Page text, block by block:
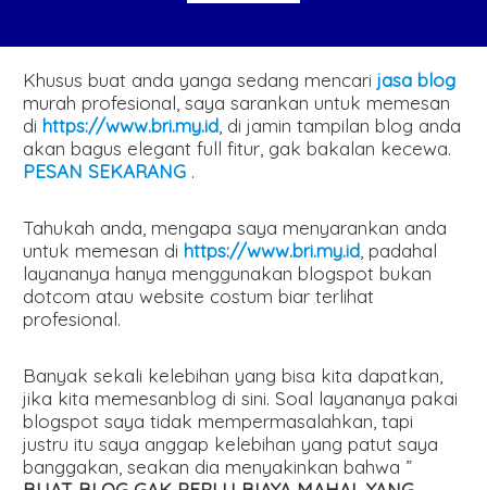
Khusus buat anda yanga sedang mencarijasa blog
murah profesional, saya sarankan untuk memesan
dihttps://www.bri.my.id , di jamin tampilan blog anda
akan bagus elegant full fitur, gak bakalan kecewa.
PESAN SEKARANG .
Tahukah anda, mengapa saya menyarankan anda
untuk memesan dihttps://www.bri.my.id , padahal
layananya hanya menggunakan blogspot bukan
dotcom atau website costum biar terlihat
profesional.
Banyak sekali kelebihan yang bisa kita dapatkan,
jika kita memesanblog di sini. Soal layananya pakai
blogspot saya tidak mempermasalahkan, tapi
justru itu saya anggap kelebihan yang patut saya
banggakan, seakan dia menyakinkan bahwa ”